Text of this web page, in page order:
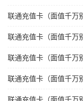
联通充值卡（面值千万
联通充值卡（面值千万
联通充值卡（面值千万
联通充值卡（面值千万